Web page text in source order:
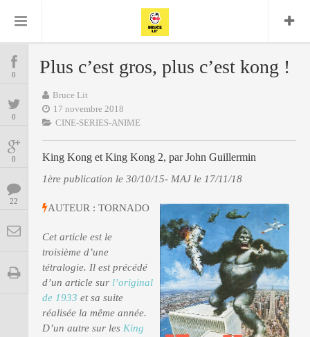
COMICS
MANGAS
BD
ENCYCLOPEGEEK
CINE-SERIES-ANIME
MUSIQUE
LA BRUCE TEAM : SAISON 13
0
0
0
22
Plus c’est gros, plus c’est kong !
Bruce Lit
17 novembre 2018
CINE-SERIES-ANIME
King Kong et King Kong 2, par John Guillermin
1ère publication le 30/10/15- MAJ le 17/11/18
AUTEUR : TORNADO
Cet article est le
troisième d’une
tétralogie. Il est précédé
d’un article sur l’original
de 1933 et sa suite
réalisée la même année.
D’un autre sur les King
Comics
Daredevil Dark Horse
Delcourt
Edwige
Encyclopegeek
Replay
Focus Frank Miller Garth Ennis
Glénat Graphic Novel image
Independants JB Vu Van JP
Nguyen Lug Mangas
Marvel Mattie boy Musique
Panini Patrick Faivre Presse
Présence
Tornado Urban Vertigo xmen